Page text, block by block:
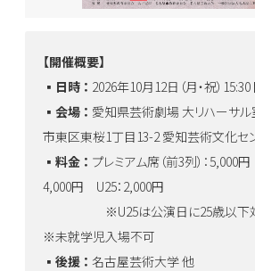
【開催概要】
▪️ 日時 ： 2026年10月12日（月・祝）15:30
▪️ 会場 ： 愛知県芸術劇場 大リハーサル
市東区東桜1丁目13-2 愛知芸術文化セ
▪️ 料金 ： プレミアム席（前3列）：5,000
4,000円 U25：2,000円
※U25は公演日に25歳以下対
※未就学児入場不可
▪️ 後援 ： 名古屋芸術大学 他